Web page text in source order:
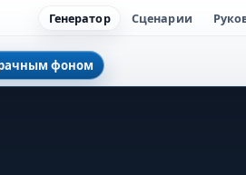
Генератор Сценарии
фоном